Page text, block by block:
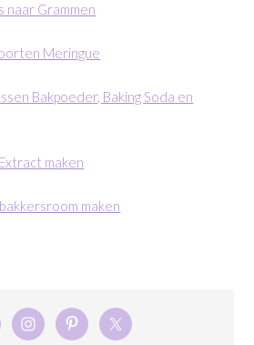
naar Grammen
Meringue
Bakpoeder, Baking Soda en
maken
maken